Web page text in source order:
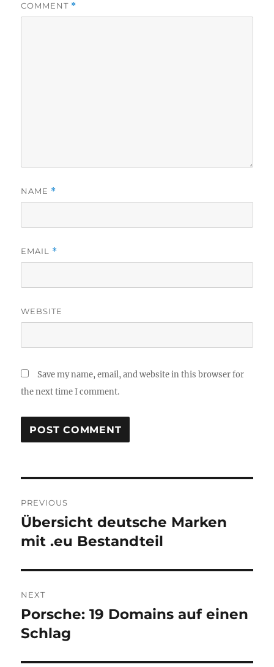
COMMENT *
NAME *
EMAIL *
WEBSITE
Save my name, email, and website in this browser for
the next time I comment.
navigation
PREVIOUS
Previous
post:
Übersicht deutsche Marken
mit .eu Bestandteil
NEXT
Next
post:
Porsche: 19 Domains auf einen
Schlag